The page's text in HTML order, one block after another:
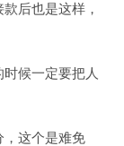
后也是这样，
候一定要把人
这个是难免